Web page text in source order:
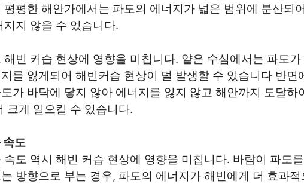
평평한 해안가에서는 파도의 에너지가 넓은 범위에 분산되
지지 않을 수 있습니다.
해빈 커습 현상에 영향을 미칩니다. 얕은 수심에서는 파도가
를 잃게되어 해빈커습 현상이 덜 발생할 수 있습니다 반면
가 바닥에 닿지 않아 에너지를 잃지 않고 해안까지 도달하
크게 일으킬 수 있습니다.
속도
속도 역시 해빈 커습 현상에 영향을 미칩니다. 바람이 파도
방향으로 부는 경우, 파도의 에너지가 해빈에게 더 효과적